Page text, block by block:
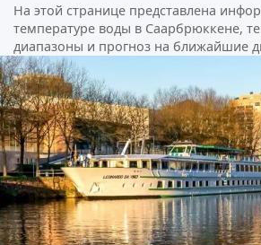
На этой странице представлена
температуре воды в Саарбрюккене,
диапазоны и прогноз на ближайшие